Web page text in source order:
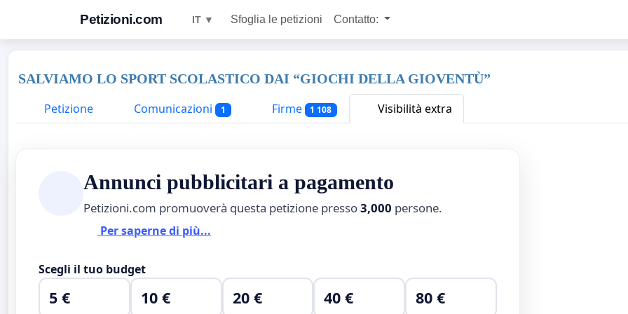
Petizioni.com IT ▼ Sfoglia le petizioni Contatto:
SALVIAMO LO SPORT SCOLASTICO DAI “GIOCHI DELLA GIOVENTÙ”
Petizione
Comunicazioni 1 Firme 1 108 Visibilità extra
Annunci pubblicitari a pagamento
Petizioni.com promuoverà questa petizione presso3,000 persone.
Per saperne di più...
Scegli il tuo budget
5 € 10 € 20 € 40 € 80 €